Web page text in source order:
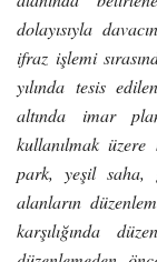
dolayısıyla
ifraz işlemi
yılında tesis
altında imar
kullanılmak üzere
park, yeşil saha,
alanların
karşılığında